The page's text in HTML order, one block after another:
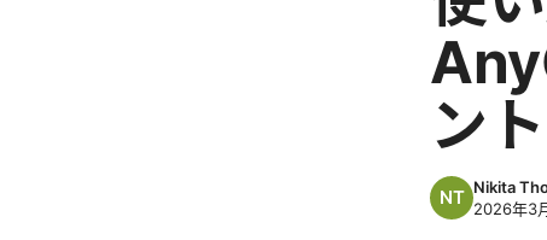
ン
Nikita
2026年3